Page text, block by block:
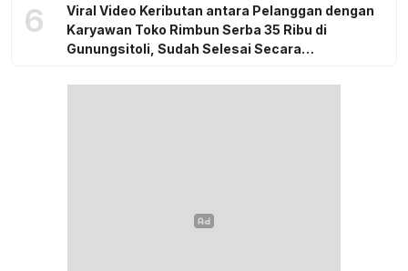
6
Viral Video Keributan antara Pelanggan dengan
Karyawan Toko Rimbun Serba 35 Ribu di
Gunungsitoli, Sudah Selesai Secara